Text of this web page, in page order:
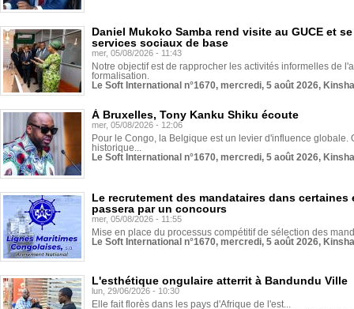
Daniel Mukoko Samba rend visite au GUCE et
services sociaux de base
mer, 05/08/2026 - 11:43
Notre objectif est de rapprocher les activités informelles de
formalisation.
Le Soft International n°1670, mercredi, 5 août 2026,
À Bruxelles, Tony Kanku Shiku écoute
mer, 05/08/2026 - 12:06
Pour le Congo, la Belgique est un levier d'influence globale.
historique...
Le Soft International n°1670, mercredi, 5 août 2026,
Le recrutement des mandataires dans
passera par un concours
mer, 05/08/2026 - 11:55
Mise en place du processus compétitif de sélection des
Le Soft International n°1670, mercredi, 5 août 2026,
L'esthétique ongulaire atterrit à Bandundu Ville
lun, 29/06/2026 - 10:30
Elle fait florès dans les pays d'Afrique de l'est...